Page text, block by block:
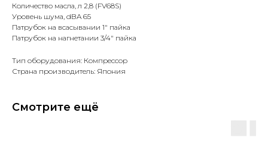
Количество масла, л 2,8 (FV68S)
Уровень шума, dBA 65
Патрубок на всасывании 1" пайка
Патрубок на нагнетании 3/4" пайка
Тип оборудования: Компрессор
Страна производитель: Япония
Смотрите ещё